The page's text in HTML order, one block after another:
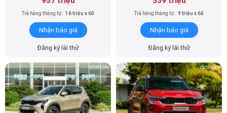
Đăng ký lái thử Đăng ký lái thử
New KIA Sonet 1.5L Luxury
(Máy xăng)
New KIA Sonet 1.5L Premium
(Máy xăng)